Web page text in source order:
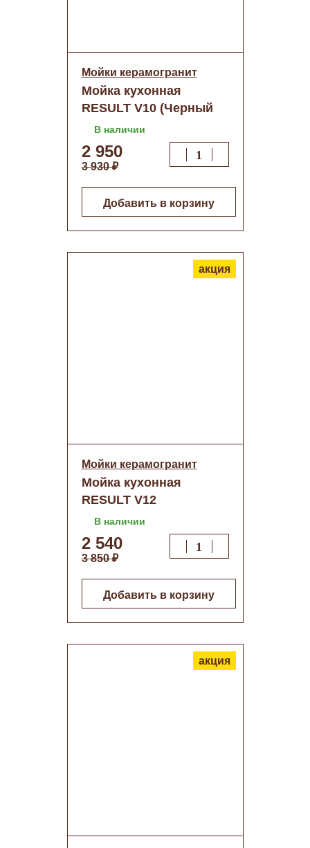
Мойки керамогранит
Мойка кухонная
RESULT V10 (Черный
блеск)+сифон
(570х510) о/н
В наличии
2 950
3 930 ₽
Добавить в корзину
акция
Мойки керамогранит
Мойка кухонная
RESULT V12
(Белый)+сифон
(750х510) о/н
В наличии
2 540
3 850 ₽
Добавить в корзину
акция